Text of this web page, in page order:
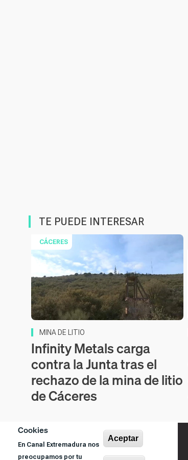
Cookies
En Canal Extremadura nos
preocupamos por tu
Aceptar
TE PUEDE INTERESAR
CÁCERES
MINA DE LITIO
Infinity Metals carga
contra la Junta tras el
rechazo de la mina de litio
de Cáceres